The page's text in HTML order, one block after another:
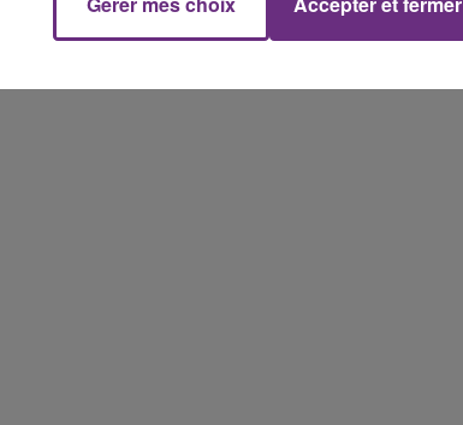
LE BEST OF DE LA FAMILLE